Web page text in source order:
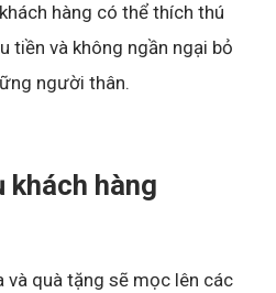
hàng có thể thích thú
tiền và không ngần ngại bỏ
người thân.
khách hàng
và quà tặng sẽ mọc lên các